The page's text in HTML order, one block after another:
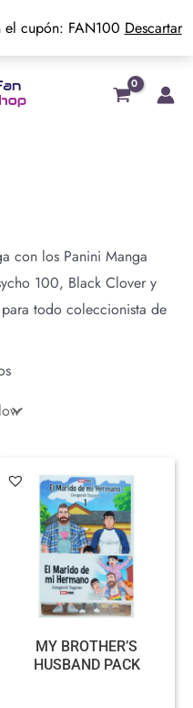
cupón: FAN100 Descartar
con los Panini Manga
100, Black Clover y
para todo coleccionista de
MY BROTHER’S
HUSBAND PACK